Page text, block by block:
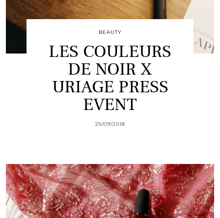
BEAUTY
LES COULEURS
DE NOIR X
URIAGE PRESS
EVENT
25/09/2018